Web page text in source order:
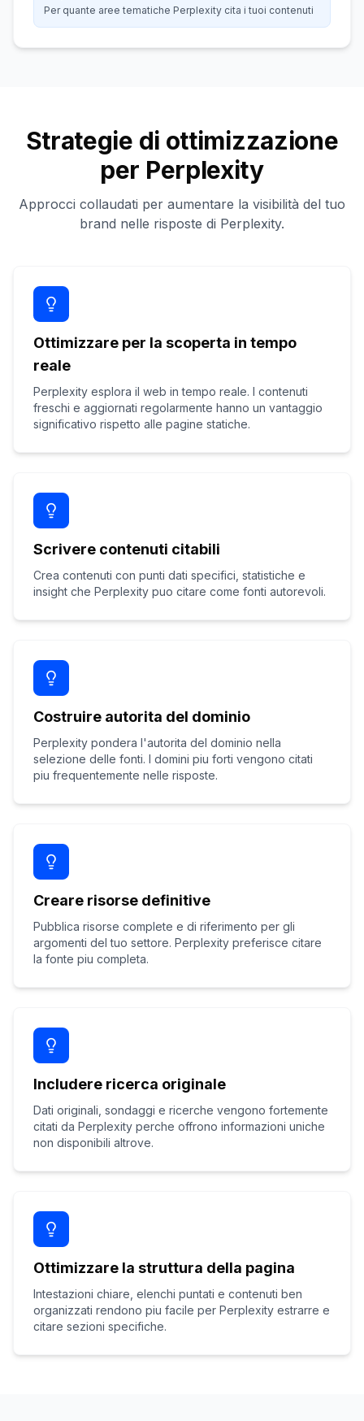
Per quante aree tematiche Perplexity cita i tuoi contenuti
Strategie di ottimizzazione
per Perplexity
Approcci collaudati per aumentare la visibilità del tuo
brand nelle risposte di Perplexity.
Ottimizzare per la scoperta in tempo
reale
Perplexity esplora il web in tempo reale. I contenuti
freschi e aggiornati regolarmente hanno un vantaggio
significativo rispetto alle pagine statiche.
Scrivere contenuti citabili
Crea contenuti con punti dati specifici, statistiche e
insight che Perplexity puo citare come fonti autorevoli.
Costruire autorita del dominio
Perplexity pondera l'autorita del dominio nella
selezione delle fonti. I domini piu forti vengono citati
piu frequentemente nelle risposte.
Creare risorse definitive
Pubblica risorse complete e di riferimento per gli
argomenti del tuo settore. Perplexity preferisce citare
la fonte piu completa.
Includere ricerca originale
Dati originali, sondaggi e ricerche vengono fortemente
citati da Perplexity perche offrono informazioni uniche
non disponibili altrove.
Ottimizzare la struttura della pagina
Intestazioni chiare, elenchi puntati e contenuti ben
organizzati rendono piu facile per Perplexity estrarre e
citare sezioni specifiche.